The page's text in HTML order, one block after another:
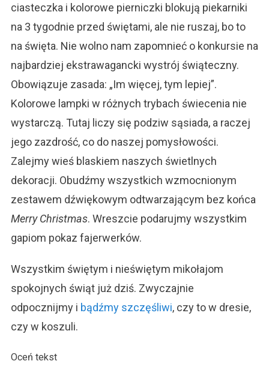
ciasteczka i kolorowe pierniczki blokują piekarniki
na 3 tygodnie przed świętami, ale nie ruszaj, bo to
na święta. Nie wolno nam zapomnieć o konkursie na
najbardziej ekstrawagancki wystrój świąteczny.
Obowiązuje zasada: „Im więcej, tym lepiej”.
Kolorowe lampki w różnych trybach świecenia nie
wystarczą. Tutaj liczy się podziw sąsiada, a raczej
jego zazdrość, co do naszej pomysłowości.
Zalejmy wieś blaskiem naszych świetlnych
dekoracji. Obudźmy wszystkich wzmocnionym
zestawem dźwiękowym odtwarzającym bez końca
Merry Christmas. Wreszcie podarujmy wszystkim
gapiom pokaz fajerwerków.
Wszystkim świętym i nieświętym mikołajom
spokojnych świąt już dziś. Zwyczajnie
odpocznijmy i bądźmy szczęśliwi, czy to w dresie,
czy w koszuli.
Oceń tekst